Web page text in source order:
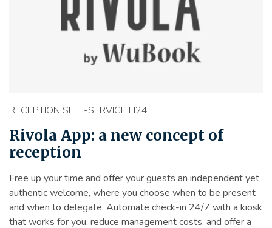
RECEPTION SELF-SERVICE H24
Rivola App: a new concept of
reception
Free up your time and offer your guests an independent yet
authentic welcome, where you choose when to be present
and when to delegate. Automate check-in 24/7 with a kiosk
that works for you, reduce management costs, and offer a